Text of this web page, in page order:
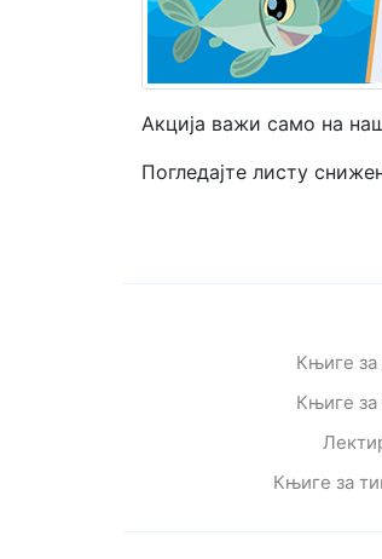
Акција важи само на
Погледајте листу
Књиге
Књиге за
Књиге за